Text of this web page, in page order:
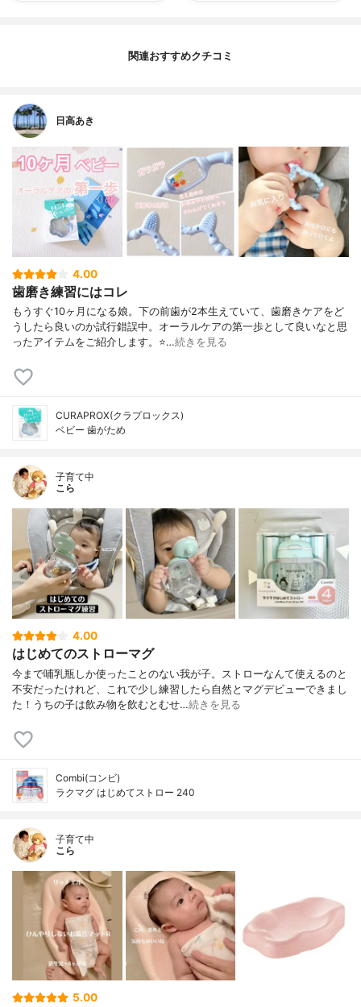
関連おすすめクチコミ
日高あき
4.00
歯磨き練習にはコレ
もうすぐ10ヶ月になる娘。下の前歯が2本生えていて、歯磨きケアをど
うしたら良いのか試行錯誤中。オーラルケアの第一歩として良いなと思
ったアイテムをご紹介します。⭐…続きを見る
CURAPROX(クラプロックス)
ベビー 歯がため
子育て中
こら
4.00
はじめてのストローマグ
今まで哺乳瓶しか使ったことのない我が子。ストローなんて使えるのと
不安だったけれど、これで少し練習したら自然とマグデビューできまし
た！うちの子は飲み物を飲むとむせ…続きを見る
Combi(コンビ)
ラクマグ はじめてストロー 240
子育て中
こら
5.00